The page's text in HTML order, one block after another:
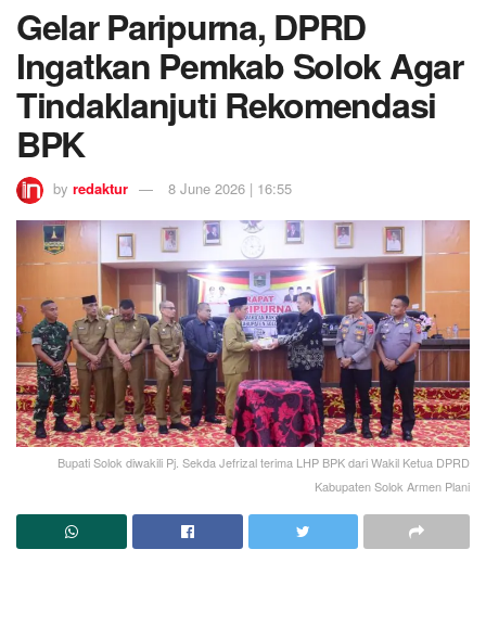
Gelar Paripurna, DPRD
Ingatkan Pemkab Solok Agar
Tindaklanjuti Rekomendasi
BPK
by redaktur 8 June 2026 | 16:55
Bupati Solok diwakili Pj. Sekda Jefrizal terima LHP BPK dari Wakil Ketua DPRD
Kabupaten Solok Armen Plani